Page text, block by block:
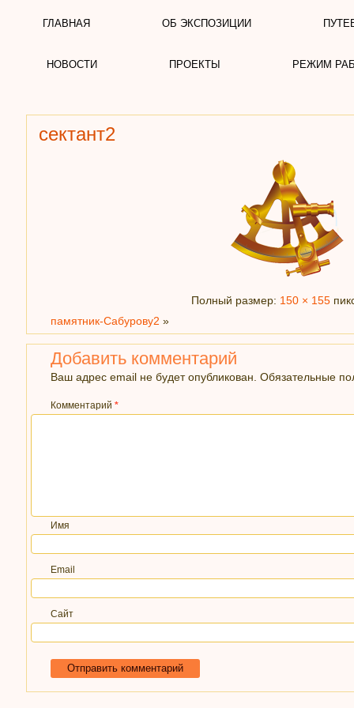
ГЛАВНАЯ ОБ ЭКСПОЗИЦИИ
НОВОСТИ ПРОЕКТЫ РЕЖИМ
сектант2
Полный размер: 150 × 155
памятник-Сабурову2 »
Добавить комментарий
Ваш адрес email не будет опубликован. Обязательные
Комментарий *
Имя
Email
Сайт